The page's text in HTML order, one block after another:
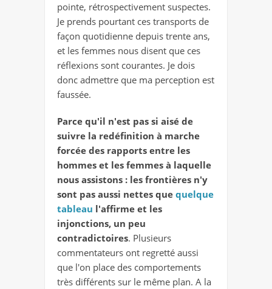
pointe, rétrospectivement suspectes.
Je prends pourtant ces transports de
façon quotidienne depuis trente ans,
et les femmes nous disent que ces
réflexions sont courantes. Je dois
donc admettre que ma perception est
faussée.
Parce qu'il n'est pas si aisé de
suivre la redéfinition à marche
forcée des rapports entre les
hommes et les femmes à laquelle
nous assistons : les frontières n'y
sont pas aussi nettes que quelque
tableau l'affirme et les
injonctions, un peu
contradictoires. Plusieurs
commentateurs ont regretté aussi
que l'on place des comportements
très différents sur le même plan. A la